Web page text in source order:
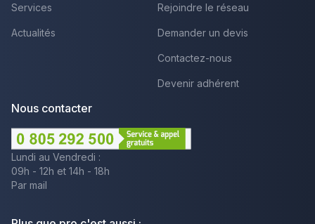
Services
Actualités
Rejoindre le réseau
Demander un devis
Contactez-nous
Devenir adhérent
Nous contacter
Lundi au Vendredi :
09h - 12h et 14h - 18h
Par mail